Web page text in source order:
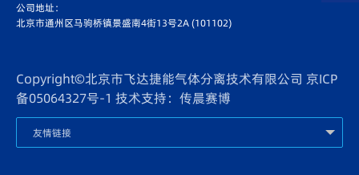
公司地址：
北京市通州区马驹桥镇景盛南4街13号2A (101102)
Copyright©北京市飞达捷能气体分离技术有限公司 京ICP
备05064327号-1 技术支持：传晨赛博